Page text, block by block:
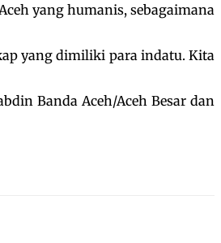
yang humanis, sebagaimana
yang dimiliki para indatu. Kita
Banda Aceh/Aceh Besar dan